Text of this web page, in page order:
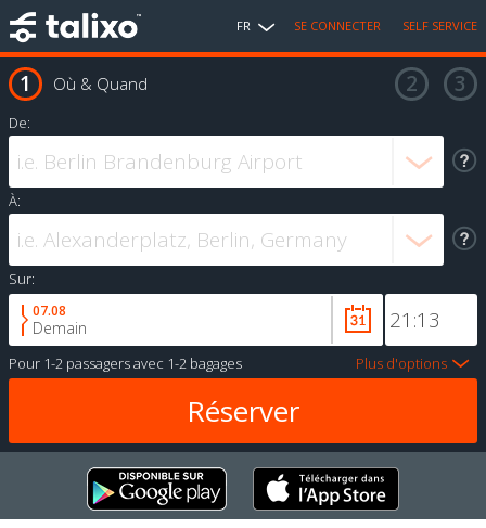
FR SE CONNECTER SELF SERVICE
Où & Quand
De:
À:
Sur:
07.08
Demain
Pour 1-2 passagersavec 1-2 bagages Plus d'options